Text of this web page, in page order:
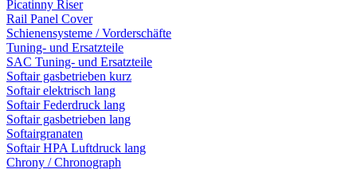
Picatinny Riser
Rail Panel Cover
Schienensysteme / Vorderschäfte
Tuning- und Ersatzteile
SAC Tuning- und Ersatzteile
Softair gasbetrieben kurz
Softair elektrisch lang
Softair Federdruck lang
Softair gasbetrieben lang
Softairgranaten
Softair HPA Luftdruck lang
Chrony / Chronograph